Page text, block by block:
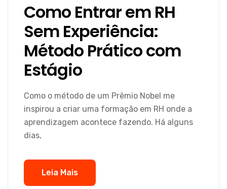
Como Entrar em RH
Sem Experiência:
Método Prático com
Estágio
Como o método de um Prêmio Nobel me
inspirou a criar uma formação em RH onde a
aprendizagem acontece fazendo. Há alguns
dias,
Leia Mais